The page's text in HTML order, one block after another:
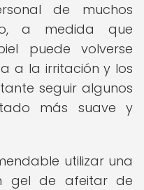
de muchos
a medida que
puede volverse
a la irritación y los
seguir algunos
más suave y
utilizar una
gel de afeitar de